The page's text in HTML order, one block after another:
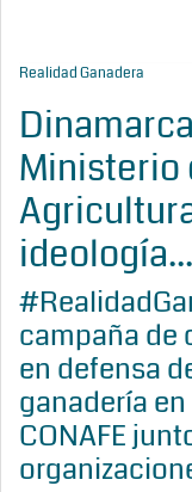
Realidad Ganadera
Ministerio
ideología...
campaña de
en defensa
ganadería
CONAFE